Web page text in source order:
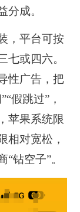
分成。
，平台可按
七或四六。
性广告，把
假跳过”，
苹果系统限
相对宽松，
钻空子”。